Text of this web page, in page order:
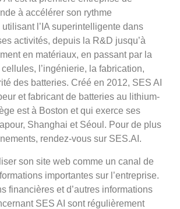
à accélérer son rythme
utilisant l’IA superintelligente dans
activités, depuis la R&D jusqu’à
en matériaux, en passant par la
l’ingénierie, la fabrication,
des batteries. Créé en 2012, SES AI
et fabricant de batteries au lithium-
est à Boston et qui exerce ses
Shanghai et Séoul. Pour de plus
rendez-vous sur SES.AI.
son site web comme un canal de
importantes sur l’entreprise.
financières et d’autres informations
SES AI sont régulièrement